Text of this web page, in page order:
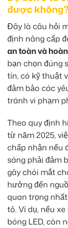
được không?
Đây là câu hỏi
định nâng cấp
an toàn và
bạn chọn đúng
tín, có kỹ thuật
đảm bảo các
tránh vi phạm
Theo quy định
từ năm 2025,
chấp nhận nếu
sáng phải đảm
gây chói mắt
hưởng đến
quan trọng
tô. Ví dụ, nếu
bóng LED, còn